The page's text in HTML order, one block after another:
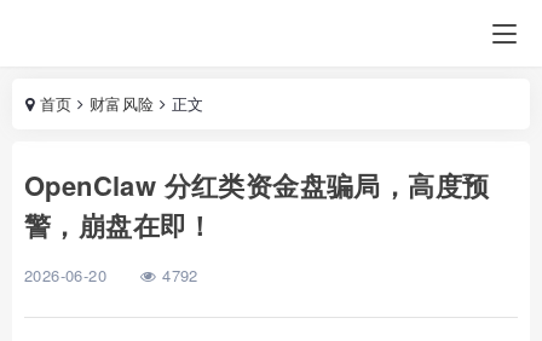
首页 财富风险 正文
OpenClaw 分红类资金盘骗局，高度预
警，崩盘在即！
2026-06-20 4792